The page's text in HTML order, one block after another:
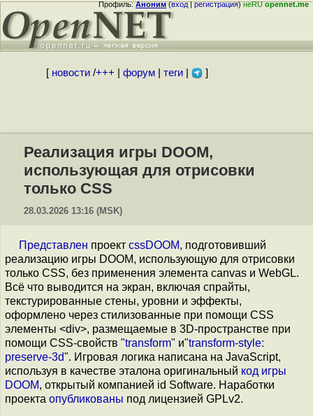
Профиль:Аноним(вход|регистрация)неRUopennet.me
[ новости/+++ форум| теги| ]
Реализация игры DOOM,
использующая для отрисовки
только CSS
28.03.2026 13:16 (MSK)
Представлен проект cssDOOM, подготовивший
реализацию игры DOOM, использующую для отрисовки
только CSS, без применения элемента canvas и WebGL.
Всё что выводится на экран, включая спрайты,
текстурированные стены, уровни и эффекты,
оформлено через стилизованные при помощи CSS
элементы <div>, размещаемые в 3D-пространстве при
помощи CSS-свойств "transform" и"transform-style:
preserve-3d". Игровая логика написана на JavaScript,
используя в качестве эталона оригинальный код игры
DOOM, открытый компанией id Software. Наработки
проекта опубликованы под лицензией GPLv2.